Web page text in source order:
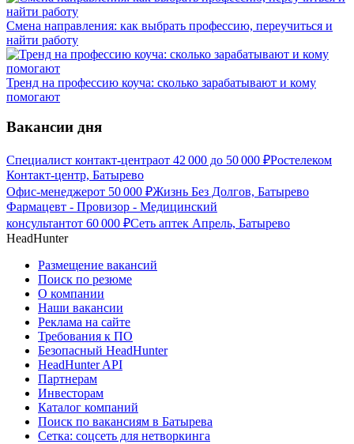
Смена направления: как выбрать профессию, переучиться и
найти работу
Тренд на профессию коуча: сколько зарабатывают и кому
помогают
Вакансии дня
Специалист контакт-центраот 42 000 до 50 000 ₽Ростелеком
Контакт-центр, Батырево
Офис-менеджерот 50 000 ₽Жизнь Без Долгов, Батырево
Фармацевт - Провизор - Медицинский
консультантот 60 000 ₽Сеть аптек Апрель, Батырево
HeadHunter
Размещение вакансий
Поиск по резюме
О компании
Наши вакансии
Реклама на сайте
Требования к ПО
Безопасный HeadHunter
HeadHunter API
Партнерам
Инвесторам
Каталог компаний
Поиск по вакансиям в Батырева
Сетка: соцсеть для нетворкинга